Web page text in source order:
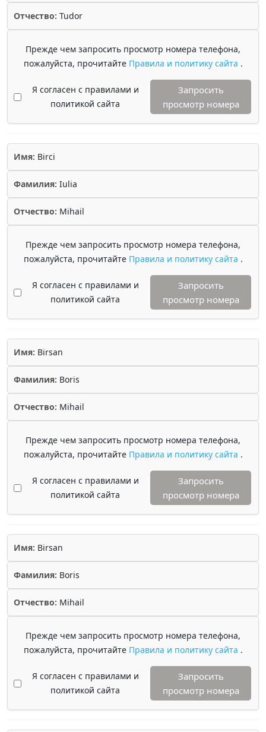
Отчество: Tudor
Прежде чем запросить просмотр номера телефона,
пожалуйста, прочитайте Правила и политику сайта .
Я согласен с правилами и
политикой сайта
Запросить
просмотр номера
Имя: Birci
Фамилия: Iulia
Отчество: Mihail
Прежде чем запросить просмотр номера телефона,
пожалуйста, прочитайте Правила и политику сайта .
Я согласен с правилами и
политикой сайта
Запросить
просмотр номера
Имя: Birsan
Фамилия: Boris
Отчество: Mihail
Прежде чем запросить просмотр номера телефона,
пожалуйста, прочитайте Правила и политику сайта .
Я согласен с правилами и
политикой сайта
Запросить
просмотр номера
Имя: Birsan
Фамилия: Boris
Отчество: Mihail
Прежде чем запросить просмотр номера телефона,
пожалуйста, прочитайте Правила и политику сайта .
Я согласен с правилами и
политикой сайта
Запросить
просмотр номера